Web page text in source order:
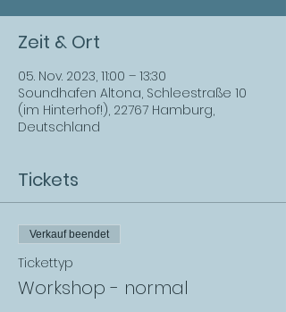
Zeit & Ort
05. Nov. 2023, 11:00 – 13:30
Soundhafen Altona, Schleestraße 10
(im Hinterhof!), 22767 Hamburg,
Deutschland
Tickets
Verkauf beendet
Tickettyp
Workshop - normal